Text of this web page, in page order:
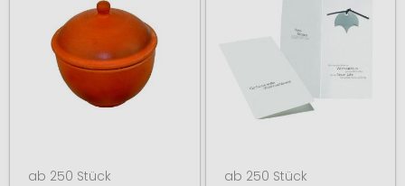
ab 250 Stück ab 250 Stück